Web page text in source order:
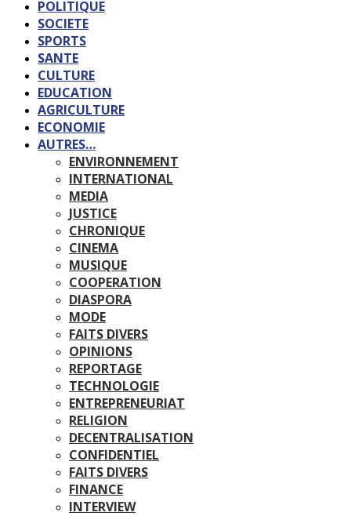
POLITIQUE
SOCIETE
SPORTS
SANTE
CULTURE
EDUCATION
AGRICULTURE
ECONOMIE
AUTRES…
ENVIRONNEMENT
INTERNATIONAL
MEDIA
JUSTICE
CHRONIQUE
CINEMA
MUSIQUE
COOPERATION
DIASPORA
MODE
FAITS DIVERS
OPINIONS
REPORTAGE
TECHNOLOGIE
ENTREPRENEURIAT
RELIGION
DECENTRALISATION
CONFIDENTIEL
FAITS DIVERS
FINANCE
INTERVIEW